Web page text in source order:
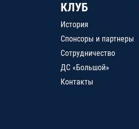
КЛУБ
История
Спонсоры и партнеры
Сотрудничество
ДС «Большой»
Контакты